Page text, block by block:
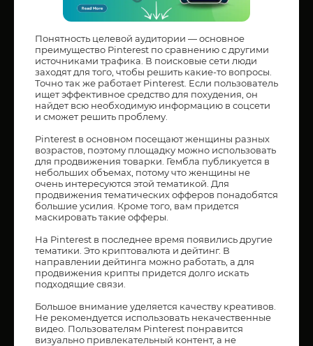
Понятность целевой аудитории — основное
преимущество Pinterest по сравнению с другими
источниками трафика. В поисковые сети люди
заходят для того, чтобы решить какие-то вопросы.
Точно так же работает Pinterest. Если пользователь
ищет эффективное средство для похудения, он
найдет всю необходимую информацию в соцсети
и сможет решить проблему.
Pinterest в основном посещают женщины разных
возрастов, поэтому площадку можно использовать
для продвижения товарки. Гембла публикуется в
небольших объемах, потому что женщины не
очень интересуются этой тематикой. Для
продвижения тематических офферов понадобятся
большие усилия. Кроме того, вам придется
маскировать такие офферы.
На Pinterest в последнее время появились другие
тематики. Это криптовалюта и дейтинг. В
направлении дейтинга можно работать, а для
продвижения крипты придется долго искать
подходящие связи.
Большое внимание уделяется качеству креативов.
Не рекомендуется использовать некачественные
видео. Пользователям Pinterest понравится
визуально привлекательный контент, а не